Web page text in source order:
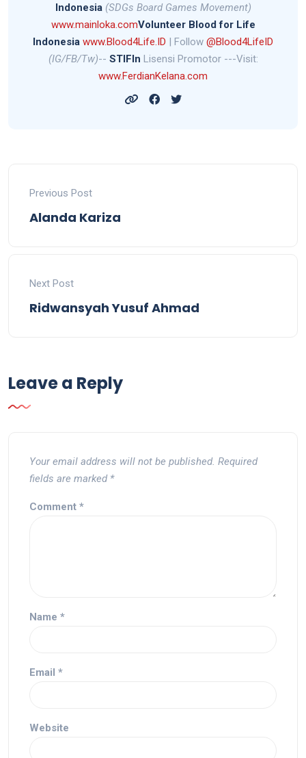
Indonesia (SDGs Board Games Movement)
www.mainloka.comVolunteer Blood for Life
Indonesia www.Blood4Life.ID | Follow @Blood4LifeID
(IG/FB/Tw)-- STIFIn Lisensi Promotor ---Visit:
www.FerdianKelana.com
Previous Post
Alanda Kariza
Next Post
Ridwansyah Yusuf Ahmad
Leave a Reply
Your email address will not be published. Required
fields are marked *
Comment *
Name *
Email *
Website